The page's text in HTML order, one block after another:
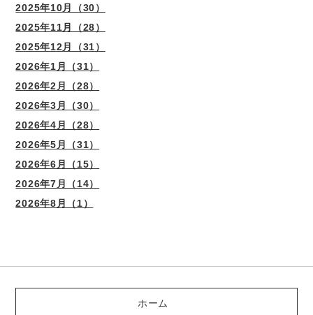
2025年10月（30）
2025年11月（28）
2025年12月（31）
2026年1月（31）
2026年2月（28）
2026年3月（30）
2026年4月（28）
2026年5月（31）
2026年6月（15）
2026年7月（14）
2026年8月（1）
ホーム